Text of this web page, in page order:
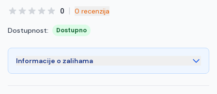
0 | 0 recenzija
Dostupnost: Dostupno
Informacije o zalihama